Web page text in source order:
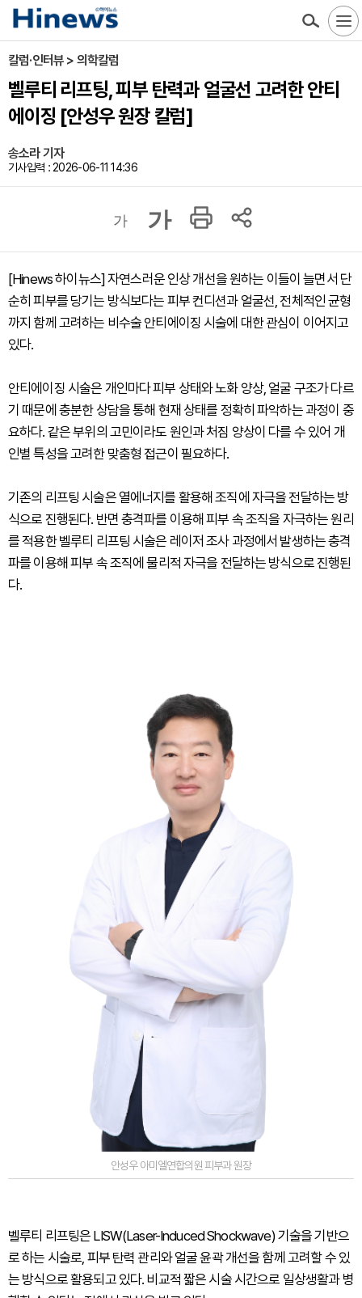
칼럼·인터뷰 > 의학칼럼
벨루티 리프팅, 피부 탄력과 얼굴선 고려한 안티
에이징 [안성우 원장 칼럼]
송소라 기자
기사입력 : 2026-06-11 14:36
가 가
[Hinews 하이뉴스] 자연스러운 인상 개선을 원하는 이들이 늘면서 단
순히 피부를 당기는 방식보다는 피부 컨디션과 얼굴선, 전체적인 균형
까지 함께 고려하는 비수술 안티에이징 시술에 대한 관심이 이어지고
있다.
안티에이징 시술은 개인마다 피부 상태와 노화 양상, 얼굴 구조가 다르
기 때문에 충분한 상담을 통해 현재 상태를 정확히 파악하는 과정이 중
요하다. 같은 부위의 고민이라도 원인과 처짐 양상이 다를 수 있어 개
인별 특성을 고려한 맞춤형 접근이 필요하다.
기존의 리프팅 시술은 열에너지를 활용해 조직에 자극을 전달하는 방
식으로 진행된다. 반면 충격파를 이용해 피부 속 조직을 자극하는 원리
를 적용한 벨루티 리프팅 시술은 레이저 조사 과정에서 발생하는 충격
파를 이용해 피부 속 조직에 물리적 자극을 전달하는 방식으로 진행된
다.
안성우 아미엘연합의원 피부과 원장
벨루티 리프팅은 LISW(Laser-Induced Shockwave) 기술을 기반으
로 하는 시술로, 피부 탄력 관리와 얼굴 윤곽 개선을 함께 고려할 수 있
는 방식으로 활용되고 있다. 비교적 짧은 시술 시간으로 일상생활과 병